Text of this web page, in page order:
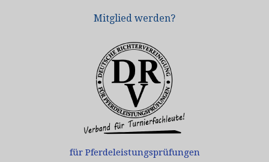
für Pferdeleistungsprüfungen
Mitglied werden?